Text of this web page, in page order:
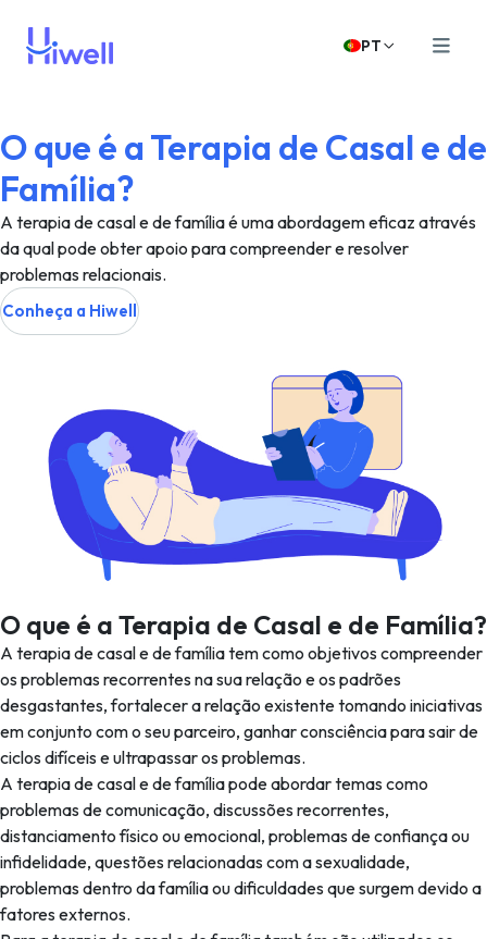
PT
O que é a Terapia de Casal e de
Família?
A terapia de casal e de família é uma abordagem eficaz através
da qual pode obter apoio para compreender e resolver
problemas relacionais.
Conheça a Hiwell
O que é a Terapia de Casal e de Família?
A terapia de casal e de família tem como objetivos compreender
os problemas recorrentes na sua relação e os padrões
desgastantes, fortalecer a relação existente tomando iniciativas
em conjunto com o seu parceiro, ganhar consciência para sair de
ciclos difíceis e ultrapassar os problemas.
A terapia de casal e de família pode abordar temas como
problemas de comunicação, discussões recorrentes,
distanciamento físico ou emocional, problemas de confiança ou
infidelidade, questões relacionadas com a sexualidade,
problemas dentro da família ou dificuldades que surgem devido a
fatores externos.